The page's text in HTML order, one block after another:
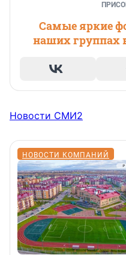
Самые яркие
наших группах
Новости СМИ2
НОВОСТИ КОМПАНИЙ